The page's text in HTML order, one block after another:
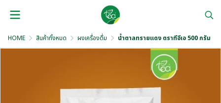
HOME สินค้าทั้งหมด ผงเครื่องดื่ม น้ำตาลทรายแดง ตราทีอีเอ 500 กรัม